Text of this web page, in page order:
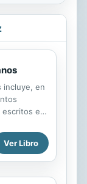
incluye, en
en
a l o que
y en
que
Ver Libro